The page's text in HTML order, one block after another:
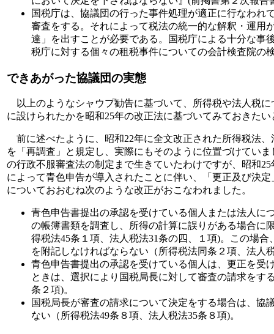
国税庁は、協議団の行った事件処理が適正に行なわれ
審査をする。それによって税法の統一的な解釈・運用
達」を出すことが必要である。国税庁による十分な事
税庁に対する個々の租税事件についての会計検査院の
できあがった協議団の実態
以上のようなシャウプ勧告に基づいて、所得税や法人税
に設けられたかを昭和25年の改正法に基づいてみておきた
前に述べたように、昭和22年に全文改正された所得税法
を「再調査」と規定し、実際にもそのように位置づけてい
の行政不服審査法の制定まで生きていたわけですが、昭和
によって青色申告が導入されたことに伴い、「更正及び決
についておおむね次のような改正がおこなわれました。
青色申告書提出の承認を受けている個人または法人に
の帳簿書類を調査し、所得の計算に誤りがある場合に
得税法45条１項、法人税法31条の四、１項)。この場
を附記しなければならない（所得税法同条２項、法人
青色申告書提出の承認を受けている個人は、更正を受
ときは、選択により国税局長に対して審査の請求をす
条２項)。
国税局長が審査の請求について決定をする場合は、協
ない（所得税法49条８項、法人税法35条８項)。